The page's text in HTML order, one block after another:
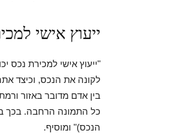
ייעוץ אישי
"ייעוץ אישי למכירת נכס
לקונה את הנכס, וכיצד
בין אדם מדובר באזור
כל התמונה הרחבה. בכך
הנכס)" ומוסיף.